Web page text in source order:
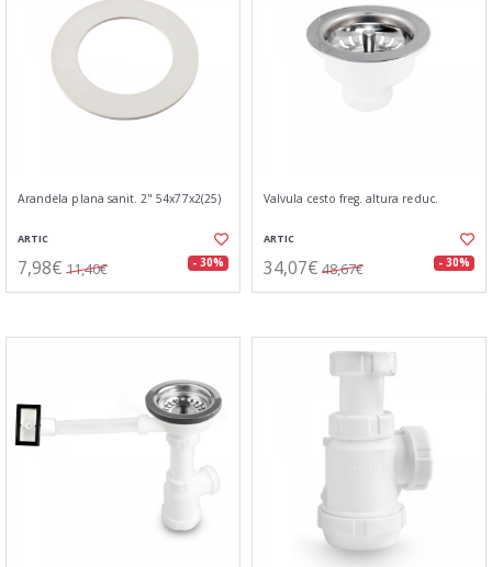
Arandela plana sanit. 2" 54x77x2(25)
ARTIC
7,98€ 11,40€ - 30%
Valvula cesto freg. altura reduc.
ARTIC
34,07€ 48,67€ - 30%